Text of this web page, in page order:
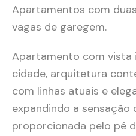
Apartamentos com
vagas de garegem.
Apartamento com vista
cidade, arquitetura
com linhas atuais e
expandindo a sensação
proporcionada pelo pé